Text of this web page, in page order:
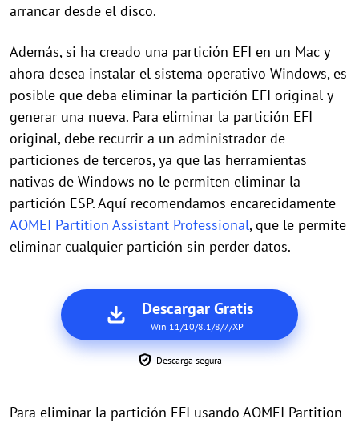
arrancar desde el disco.
Además, si ha creado una partición EFI en un Mac y
ahora desea instalar el sistema operativo Windows, es
posible que deba eliminar la partición EFI original y
generar una nueva. Para eliminar la partición EFI
original, debe recurrir a un administrador de
particiones de terceros, ya que las herramientas
nativas de Windows no le permiten eliminar la
partición ESP. Aquí recomendamos encarecidamente
AOMEI Partition Assistant Professional, que le permite
eliminar cualquier partición sin perder datos.
Descargar Gratis
Win 11/10/8.1/8/7/XP
Descarga segura
Para eliminar la partición EFI usando AOMEI Partition